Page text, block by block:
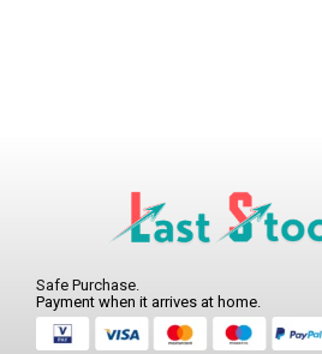
Safe Purchase.
Payment when it arrives at home.